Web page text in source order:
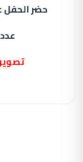
حضر الحفل
عدد